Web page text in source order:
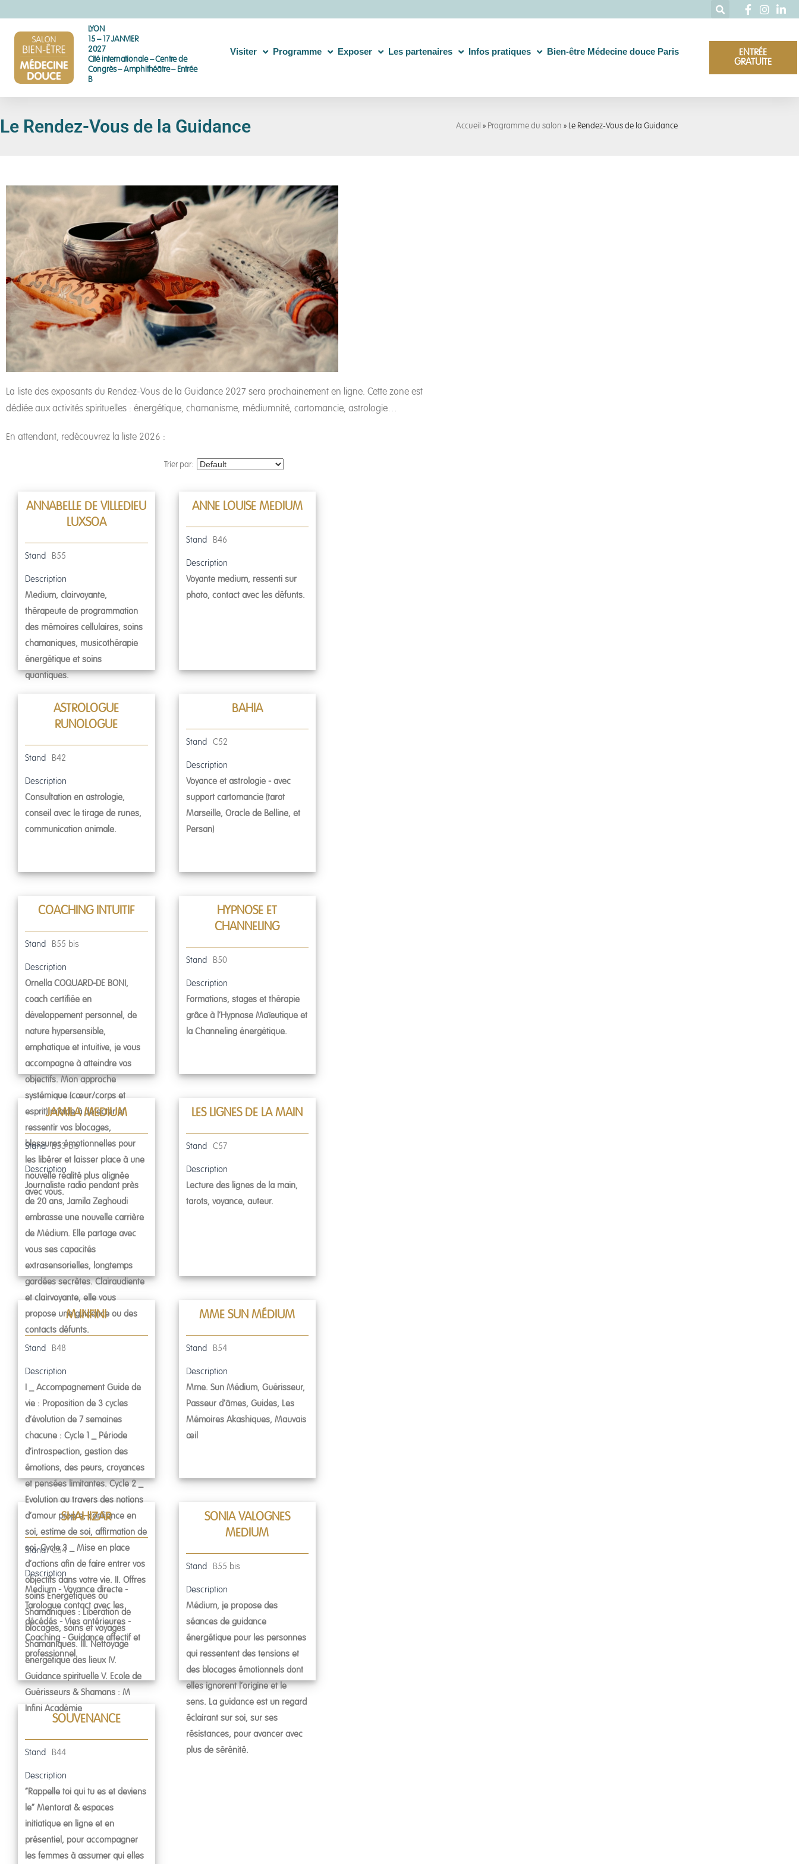
LYON
15 – 17 JANVIER
2027
Cité internationale – Centre de
Congrès – Amphithéâtre – Entrée
B
Visiter Programme Exposer Les partenaires Infos pratiques Bien-être Médecine douce Paris
ENTRÉE
GRATUITE
Le Rendez-Vous de la Guidance Accueil » Programme du salon » Le Rendez-Vous de la Guidance
La liste des exposants du Rendez-Vous de la Guidance 2027 sera prochainement en ligne. Cette zone est
dédiée aux activités spirituelles : énergétique, chamanisme, médiumnité, cartomancie, astrologie…
En attendant, redécouvrez la liste 2026 :
Trier par:
ANNABELLE DE VILLEDIEU
LUXSOA
Stand B55
Description
Medium, clairvoyante,
thérapeute de programmation
des mémoires cellulaires, soins
chamaniques, musicothérapie
énergétique et soins
quantiques.
ANNE LOUISE MEDIUM
Stand B46
Description
Voyante medium, ressenti sur
photo, contact avec les défunts.
ASTROLOGUE
RUNOLOGUE
Stand B42
Description
Consultation en astrologie,
conseil avec le tirage de runes,
communication animale.
BAHIA
Stand C52
Description
Voyance et astrologie - avec
support cartomancie (tarot
Marseille, Oracle de Belline, et
Persan)
COACHING INTUITIF
Stand B55 bis
Description
Ornella COQUARD-DE BONI,
coach certifiée en
développement personnel, de
nature hypersensible,
emphatique et intuitive, je vous
accompagne à atteindre vos
objectifs. Mon approche
systémique (cœur/corps et
esprit) m’aide à détecter et
ressentir vos blocages,
blessures émotionnelles pour
les libérer et laisser place à une
nouvelle réalité plus alignée
avec vous.
HYPNOSE ET
CHANNELING
Stand B50
Description
Formations, stages et thérapie
grâce à l’Hypnose Maïeutique et
la Channeling énergétique.
JAMILA MEDIUM
Stand B53 bis
Description
Journaliste radio pendant près
de 20 ans, Jamila Zeghoudi
embrasse une nouvelle carrière
de Médium. Elle partage avec
vous ses capacités
extrasensorielles, longtemps
gardées secrètes. Clairaudiente
et clairvoyante, elle vous
propose une guidance ou des
contacts défunts.
LES LIGNES DE LA MAIN
Stand C57
Description
Lecture des lignes de la main,
tarots, voyance, auteur.
M INFINI
Stand B48
Description
I _ Accompagnement Guide de
vie : Proposition de 3 cycles
d’évolution de 7 semaines
chacune : Cycle 1 _ Période
d’introspection, gestion des
émotions, des peurs, croyances
et pensées limitantes. Cycle 2 _
Evolution au travers des notions
d’amour propre, confiance en
soi, estime de soi, affirmation de
soi. Cycle 3 _ Mise en place
d’actions afin de faire entrer vos
objectifs dans votre vie. II. Offres
soins Energétiques ou
Shamaniques : Libération de
blocages, soins et voyages
Shamaniques. III. Nettoyage
énergétique des lieux IV.
Guidance spirituelle V. Ecole de
Guérisseurs & Shamans : M
Infini Académie
MME SUN MÉDIUM
Stand B54
Description
Mme. Sun Médium, Guérisseur,
Passeur d'âmes, Guides, Les
Mémoires Akashiques, Mauvais
œil
SHAHIZAR
Stand C54
Description
Medium - Voyance directe -
Tarologue contact avec les
décédés - Vies antérieures -
Coaching - Guidance affectif et
professionnel
SONIA VALOGNES
MEDIUM
Stand B55 bis
Description
Médium, je propose des
séances de guidance
énergétique pour les personnes
qui ressentent des tensions et
des blocages émotionnels dont
elles ignorent l’origine et le
sens. La guidance est un regard
éclairant sur soi, sur ses
résistances, pour avancer avec
plus de sérénité.
SOUVENANCE
Stand B44
Description
“Rappelle toi qui tu es et deviens
le” Mentorat & espaces
initiatique en ligne et en
présentiel, pour accompagner
les femmes à assumer qui elles